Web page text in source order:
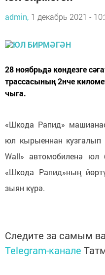
admin, 1 декабрь 2021 -
28 ноябрьдә көндезге
трассасының 2нче
чыга.
«Шкода Рапид»
юл кырыеннан кузгалып
Wall» автомобиленә
«Шкода Рапид»ның
зыян күрә.
Следите за самым
Telegram-канале